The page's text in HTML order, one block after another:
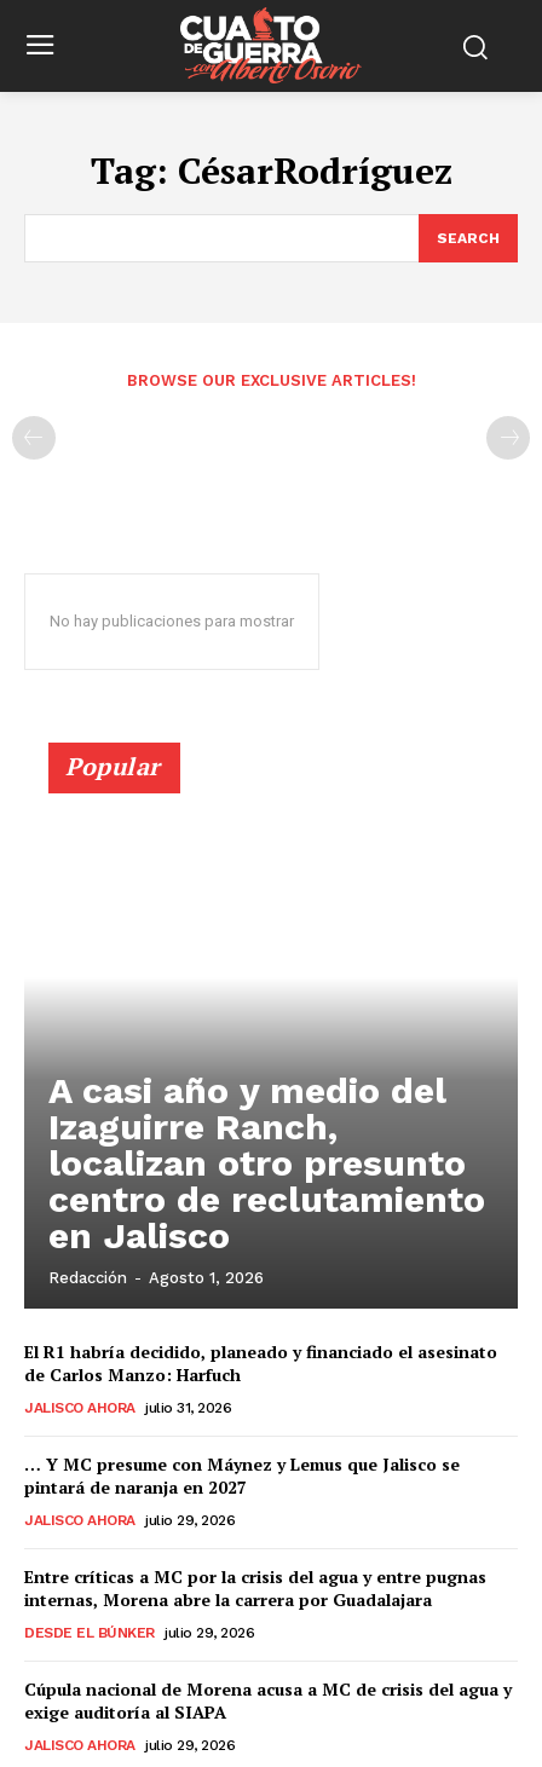
Tag: CésarRodríguez
SEARCH
BROWSE OUR EXCLUSIVE ARTICLES!
No hay publicaciones para mostrar
Popular
A casi año y medio del
Izaguirre Ranch,
localizan otro presunto
centro de reclutamiento
en Jalisco
Redacción - Agosto 1, 2026
El R1 habría decidido, planeado y financiado el asesinato
de Carlos Manzo: Harfuch
JALISCO AHORA julio 31, 2026
… Y MC presume con Máynez y Lemus que Jalisco se
pintará de naranja en 2027
JALISCO AHORA julio 29, 2026
Entre críticas a MC por la crisis del agua y entre pugnas
internas, Morena abre la carrera por Guadalajara
DESDE EL BÚNKER julio 29, 2026
Cúpula nacional de Morena acusa a MC de crisis del agua y
exige auditoría al SIAPA
JALISCO AHORA julio 29, 2026